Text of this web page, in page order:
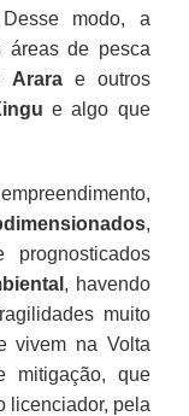
modo, a
áreas de pesca
Arara e outros
e algo que
,
, havendo
muito
vivem na Volta
mitigação, que
licenciador, pela